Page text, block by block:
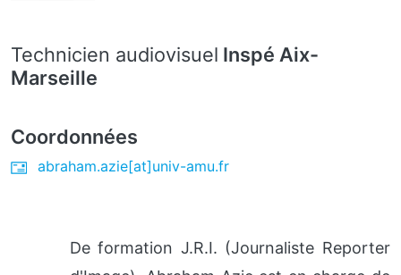
Technicien audiovisuel Inspé Aix-
Marseille
Coordonnées
abraham.azie[at]univ-amu.fr
De formation J.R.I. (Journaliste Reporter